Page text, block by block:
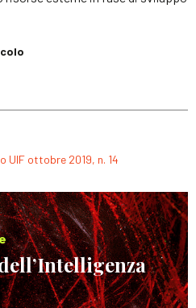
UIF ottobre 2019, n. 14